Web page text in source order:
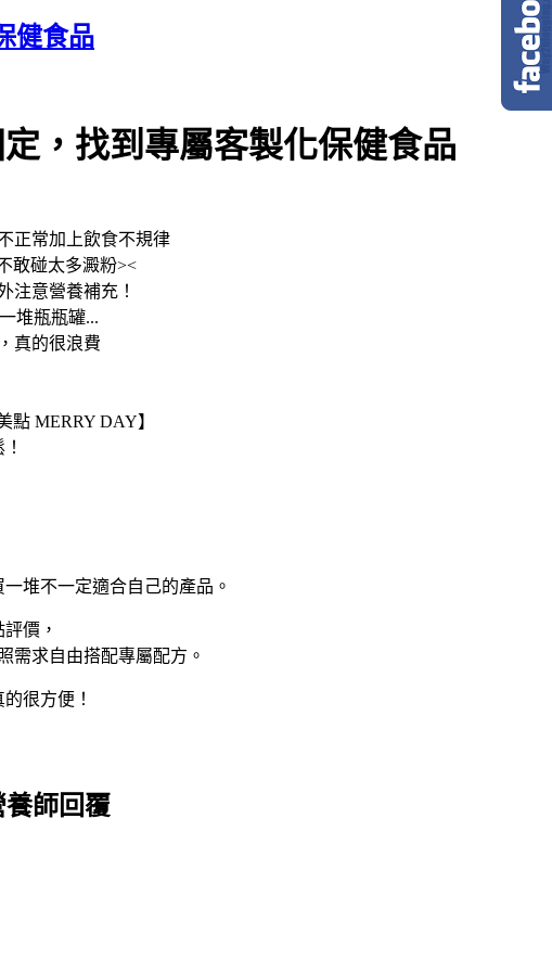
健食品
，找到專屬客製化保健食品
正常加上飲食不規律
敢碰太多澱粉><
注意營養補充！
堆瓶瓶罐...
真的很浪費
MERRY DAY】
堆不一定適合自己的產品。
價，
需求自由搭配專屬配方。
很方便！
師回覆